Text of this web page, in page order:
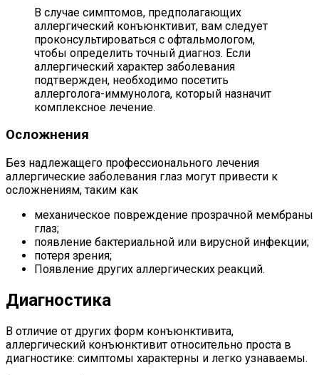
В случае симптомов, предполагающих
аллергический конъюнктивит, вам следует
проконсультироваться с офтальмологом,
чтобы определить точный диагноз. Если
аллергический характер заболевания
подтвержден, необходимо посетить
аллерголога-иммунолога, который назначит
комплексное лечение.
Осложнения
Без надлежащего профессионального лечения
аллергические заболевания глаз могут привести к
осложнениям, таким как
механическое повреждение прозрачной мембраны
глаз;
появление бактериальной или вирусной инфекции;
потеря зрения;
Появление других аллергических реакций.
Диагностика
В отличие от других форм конъюнктивита,
аллергический конъюнктивит относительно проста в
диагностике: симптомы характерны и легко узнаваемы.